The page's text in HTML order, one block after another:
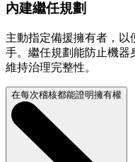
內建繼任規劃
主動指定備援擁有者，
手。繼任規劃能防止機器
維持治理完整性。
在每次稽核都能證明擁有權